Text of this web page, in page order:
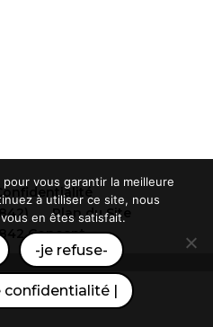
Plan du Site
Concept
vous garantir la meilleure
à utiliser ce site, nous
en êtes satisfait.
-je refuse-
confidentialité |